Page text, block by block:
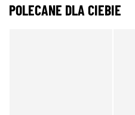
POLECANE DLA CIEBIE